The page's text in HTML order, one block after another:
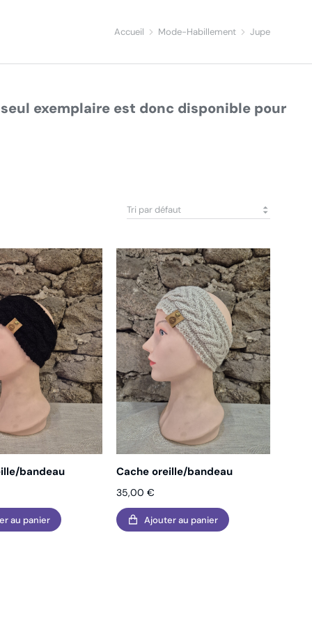
Accueil Mode-Habillement Jupe
exemplaire est donc disponible pour
bandeau
au panier
Cache oreille/bandeau
35,00 €
Ajouter au panier